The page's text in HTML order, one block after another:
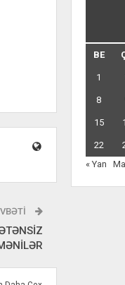
BE
1
8
15
22
« Yan